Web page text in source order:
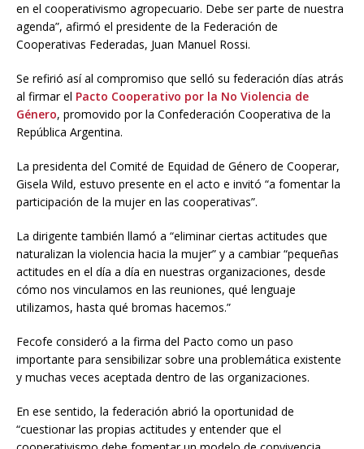
en el cooperativismo agropecuario. Debe ser parte de nuestra
agenda”, afirmó el presidente de la Federación de
Cooperativas Federadas, Juan Manuel Rossi.
Se refirió así al compromiso que selló su federación días atrás
al firmar el Pacto Cooperativo por la No Violencia de
Género, promovido por la Confederación Cooperativa de la
República Argentina.
La presidenta del Comité de Equidad de Género de Cooperar,
Gisela Wild, estuvo presente en el acto e invitó “a fomentar la
participación de la mujer en las cooperativas”.
La dirigente también llamó a “eliminar ciertas actitudes que
naturalizan la violencia hacia la mujer” y a cambiar “pequeñas
actitudes en el día a día en nuestras organizaciones, desde
cómo nos vinculamos en las reuniones, qué lenguaje
utilizamos, hasta qué bromas hacemos.”
Fecofe consideró a la firma del Pacto como un paso
importante para sensibilizar sobre una problemática existente
y muchas veces aceptada dentro de las organizaciones.
En ese sentido, la federación abrió la oportunidad de
“cuestionar las propias actitudes y entender que el